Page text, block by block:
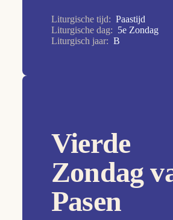
32e Zondag
33e Zondag
6e Zondag
7e Zondag
8e Zondag
9e Zondag
Liturgische tijd: Paastijd
Liturgische dag: 5e Zondag
Liturgisch jaar: B
Vierde
Zondag
Pasen